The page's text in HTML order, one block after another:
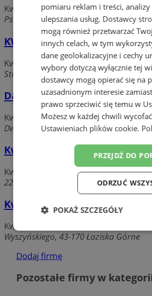
Kwiaciarnie
Pstrowskiego, 43-173 Łaziska Górne
KWIACIARNIA RÓŻYCZKA
Kwiaciarnie
Staszica, 43-170 Łaziska Górne
Danielczyk Grażyna
Kwiaciarnie
Dworcowa, 43-170 Łaziska
Kwiaciarnia Pasja Żaneta
Kwiaciarnie
22 Lipca, 43-173 Łaziska Górne
Kwiaciarnia U Marka
Kwiaciarnie
Wyszyńskiego, 43-170 Łaziska Górne
Dodaj firmę
Pozostałe firmy w
pomiaru reklam i treści,
ulepszania usług. Dostawcy
mogą również przetwarzać
innych celach, w tym
dane geolokalizacyjne i cechy
wybory dotyczą wyłącznie tej
dostawcy mogą opierać się na
uzasadnionym interesie
prawo sprzeciwić się temu w
Możesz w każdej chwili
Ustawieniach plików cookie.
PRZEJDŹ DO
ODRZUĆ
POKAŻ SZCZEGÓŁY
Niezbędne Wydajność
Funkcjonalność